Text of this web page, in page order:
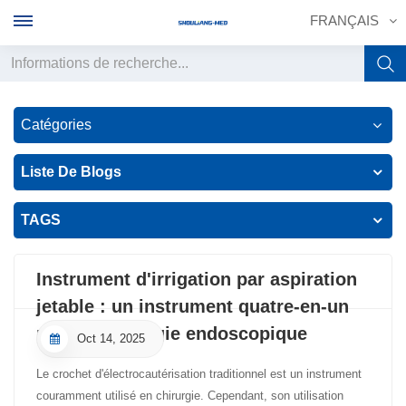
FRANÇAIS
English
français
Deutsch
italiano
español
中文
Catégories
Liste De Blogs
TAGS
Instrument d'irrigation par aspiration
jetable : un instrument quatre-en-un
pour la chirurgie endoscopique
Oct 14, 2025
Le crochet d'électrocautérisation traditionnel est un instrument
couramment utilisé en chirurgie. Cependant, son utilisation